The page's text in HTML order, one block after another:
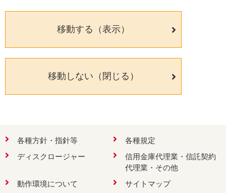
お問い合わせ
移動する（表示）
移動しない（閉じる）
各種方針・指針等
各種規定
ディスクロージャー
信用金庫代理業・信託契約
代理業・その他
動作環境について
サイトマップ